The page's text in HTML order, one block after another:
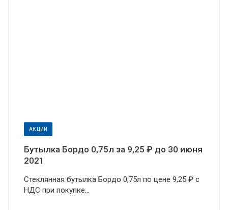
АКЦИИ
Бутылка Бордо 0,75л за 9,25 ₽ до 30 июня
2021
Стеклянная бутылка Бордо 0,75л по цене 9,25 ₽ с
НДС при покупке...